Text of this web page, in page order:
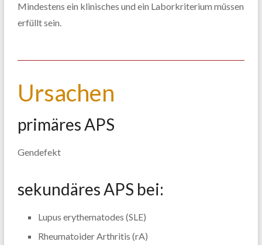
Mindestens ein klinisches und ein Laborkriterium müssen
erfüllt sein.
Ursachen
primäres APS
Gendefekt
sekundäres APS bei:
Lupus erythematodes (SLE)
Rheumatoider Arthritis (rA)